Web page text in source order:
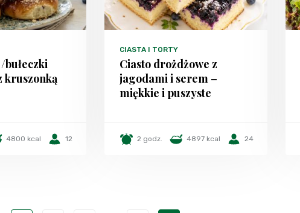
bułeczki
kruszonką
4800 kcal 12
CIASTA I TORTY
Ciasto drożdżowe z
jagodami i serem –
miękkie i puszyste
2 godz. 4897 kcal 24